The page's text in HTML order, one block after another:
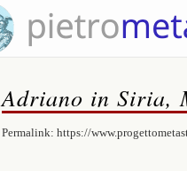
Adriano in Siria,
Permalink: https://